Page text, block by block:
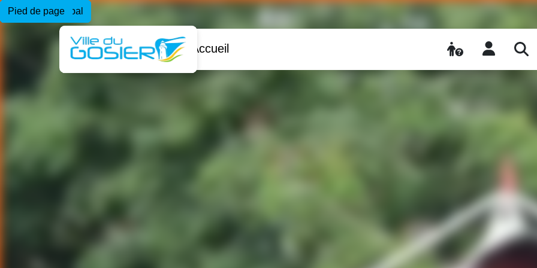
Menu principal
Contenu principal
Pied de page
Accueil